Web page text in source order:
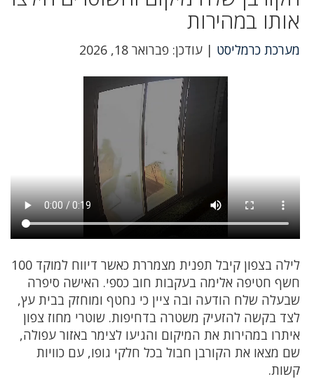
אותו במהירות
מערכת כרמליסט | עודכן: פברואר 18, 2026
לילה בצפון קיבל תפנית מצמררת כאשר דיווח למוקד 100
חשף חטיפה אלימה בעקבות חוב כספי. האישה סיפרה
שבעלה שלח הודעה ובה ציין כי נחטף ומוחזק בבית עץ,
לצד בקשה להזעיק משטרה בדחיפות. שוטרי מחוז צפון
איתרו במהירות את המיקום והגיעו לצימר באזור עפולה,
שם מצאו את הקורבן חבול בכל חלקי גופו, עם כוויות
קשות.